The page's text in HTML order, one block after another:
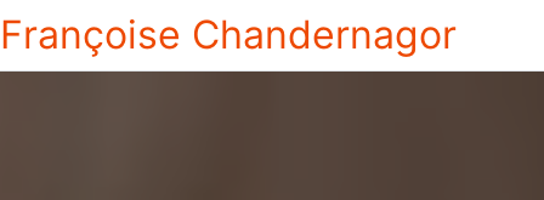
Françoise Chandernagor